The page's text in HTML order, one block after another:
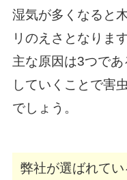
湿気が多くなると
リのえさとなります
主な原因は3つで
していくことで害
でしょう。
弊社が選ばれてい